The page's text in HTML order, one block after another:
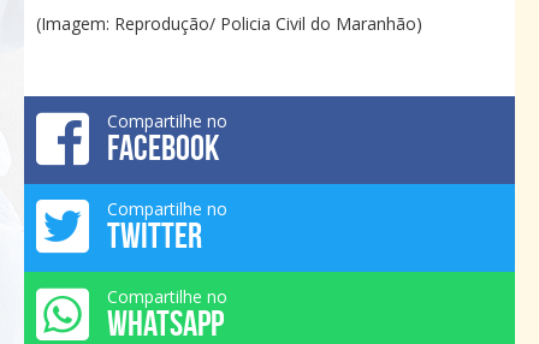
(Imagem: Reprodução/ Policia Civil do Maranhão)
Compartilhe no
FACEBOOK
Compartilhe no
TWITTER
Compartilhe no
WHATSAPP